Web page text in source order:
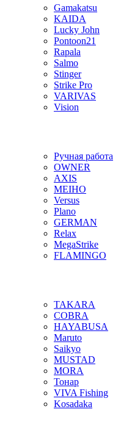
Gamakatsu
KAIDA
Lucky John
Pontoon21
Rapala
Salmo
Stinger
Strike Pro
VARIVAS
Vision
Ручная работа
OWNER
AXIS
MEIHO
Versus
Plano
GERMAN
Relax
MegaStrike
FLAMINGO
TAKARA
COBRA
HAYABUSA
Maruto
Saikyo
MUSTAD
MORA
Тонар
VIVA Fishing
Kosadaka